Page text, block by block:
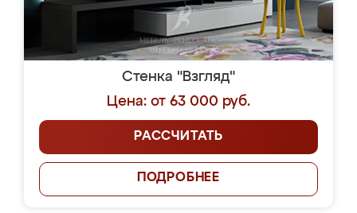
Стенка "Взгляд"
Цена: от 63 000 руб.
РАССЧИТАТЬ
ПОДРОБНЕЕ